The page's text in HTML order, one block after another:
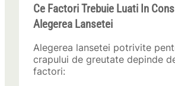
Ce Factori Trebuie Luati In
Alegerea Lansetei
Alegerea lansetei potrivite
crapului de greutate depinde
factori: